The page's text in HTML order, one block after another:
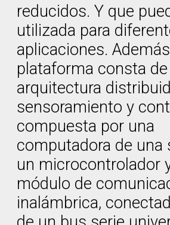
reducidos. Y que
utilizada para
aplicaciones.
plataforma consta
arquitectura
sensoramiento y
compuesta por una
computadora de una
un microcontrolador
módulo de
inalámbrica,